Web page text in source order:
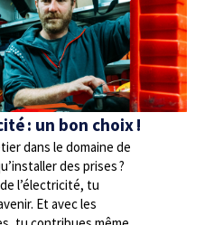
: un bon choix !
dans le domaine de
des prises ?
l’électricité, tu
Et avec les